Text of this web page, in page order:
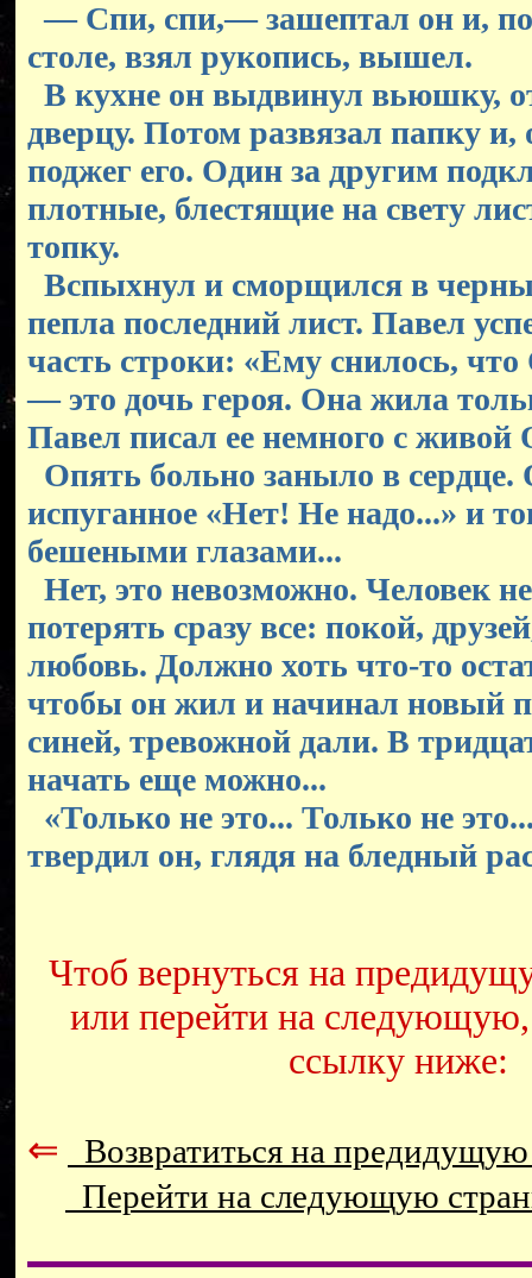
— Спи, спи,— зашептал он и,
столе, взял рукопись, вышел.
В кухне он выдвинул вьюшку,
дверцу. Потом развязал папку и,
поджег его. Один за другим
плотные, блестящие на свету
топку.
Вспыхнул и сморщился в
пепла последний лист. Павел
часть строки: «Ему снилось,
— это дочь героя. Она жила
Павел писал ее немного с живой
Опять больно заныло в сердце.
испуганное «Нет! Не надо...» и
бешеными глазами...
Нет, это невозможно. Человек
потерять сразу все: покой,
любовь. Должно хоть что-то
чтобы он жил и начинал новый
синей, тревожной дали. В
начать еще можно...
«Только не это... Только не
твердил он, глядя на бледный
Чтоб вернуться на
или перейти на
ссылку ниже:
⇐
Возвратиться на
Перейти на следующую